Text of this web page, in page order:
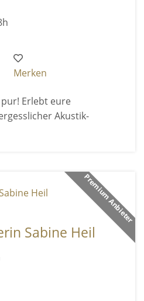
Merken
Erlebt eure
Akustik-
Premium Anbieter
Sabine Heil